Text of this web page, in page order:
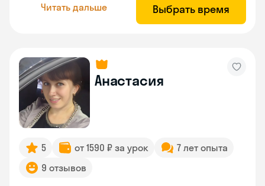
Читать дальше Выбрать время
Анастасия
5 от 1590 ₽ за урок
7 лет опыта
9 отзывов